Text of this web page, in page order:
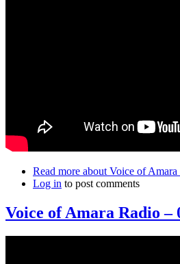
Read more about Voice of
Log in to post comments
Voice of Amara Radio –